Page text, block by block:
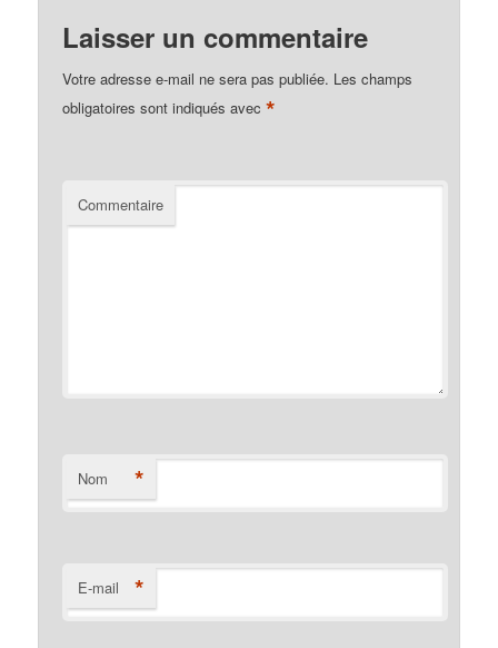
Laisser un commentaire
Votre adresse e-mail ne sera pas publiée. Les champs
obligatoires sont indiqués avec*
Commentaire
Nom *
E-mail *